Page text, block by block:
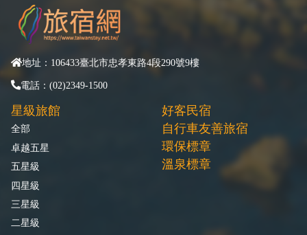
地址：106433臺北市忠孝東路4段290號9樓
電話：(02)2349-1500
星級旅館
全部
卓越五星
五星級
四星級
三星級
二星級
好客民宿
自行車友善旅宿
環保標章
溫泉標章